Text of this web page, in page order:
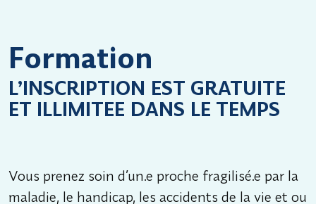
Formation
L’INSCRIPTION EST GRATUITE
ET ILLIMITEE DANS LE TEMPS
Vous prenez soin d’un.e proche fragilisé.e par la
maladie, le handicap, les accidents de la vie et ou